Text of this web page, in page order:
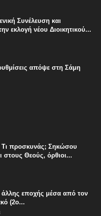
Συνέλευση και
εκλογή νέου Διοικητικού...
απόψε στη Σάμη
Τι προσκυνάς; Σηκώσου
στους Θεούς, όρθιοι...
άλλης εποχής μέσα από τον
(2ο...